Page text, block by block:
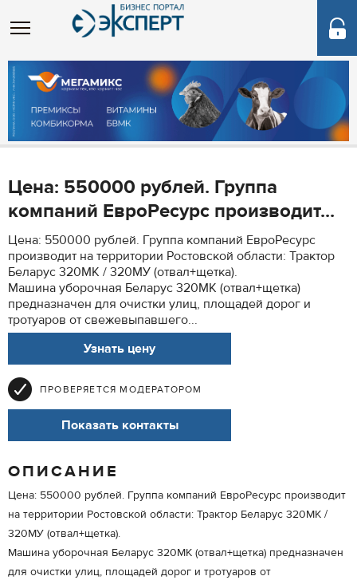
Цена: 550000 рублей. Группа
компаний ЕвроРесурс производит...
Цена: 550000 рублей. Группа компаний ЕвроРесурс
производит на территории Ростовской области: Трактор
Беларус 320МК / 320МУ (отвал+щетка).
Машина уборочная Беларус 320МК (отвал+щетка)
предназначен для очистки улиц, площадей дорог и
тротуаров от свежевыпавшего...
Узнать цену
ПРОВЕРЯЕТСЯ МОДЕРАТОРОМ
Показать контакты
ОПИСАНИЕ
Цена: 550000 рублей. Группа компаний ЕвроРесурс производит
на территории Ростовской области: Трактор Беларус 320МК /
320МУ (отвал+щетка).
Машина уборочная Беларус 320МК (отвал+щетка) предназначен
для очистки улиц, площадей дорог и тротуаров от